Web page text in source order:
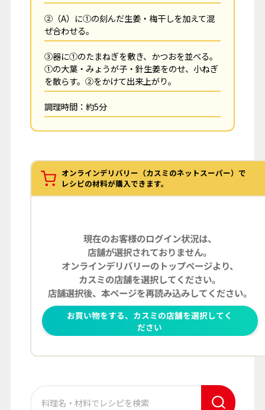
②（A）に①の刻んだ生姜・梅干しを加えて混
ぜ合わせる。
③器に①のたまねぎを敷き、かつおを並べる。
①の大葉・みょうが子・針生姜をのせ、小ねぎ
を散らす。②をかけて出来上がり。
調理時間：約5分
オンラインデリバリー（カスミのネットスーパー）で
レシピの材料が購入できます。